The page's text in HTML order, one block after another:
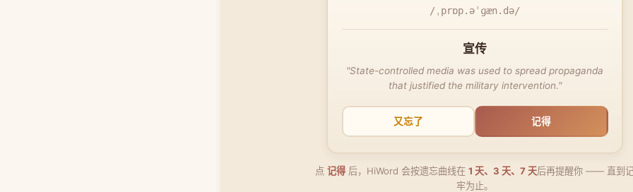
/ˌprɒp.əˈɡæn.də/
宣传
"State-controlled media was used to spread propaganda
that justified the military intervention."
又忘了 记得
点 记得 后，HiWord 会按遗忘曲线在 1 天、3 天、7 天后再提醒你 —— 直到
牢为止。